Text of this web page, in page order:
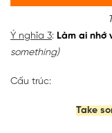
Ý nghĩa 3: Làm ai nhớ
something)
Cấu trúc:
Take